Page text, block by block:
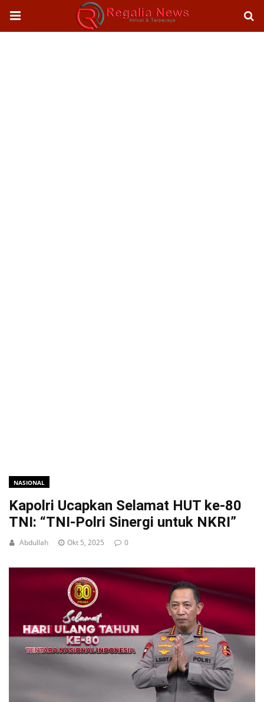
NASIONAL
Kapolri Ucapkan Selamat HUT ke-80
TNI: “TNI-Polri Sinergi untuk NKRI”
Abdullah Okt 5, 2025 0